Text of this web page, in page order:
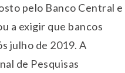
pelo Banco Central e
a exigir que bancos
julho de 2019. A
de Pesquisas